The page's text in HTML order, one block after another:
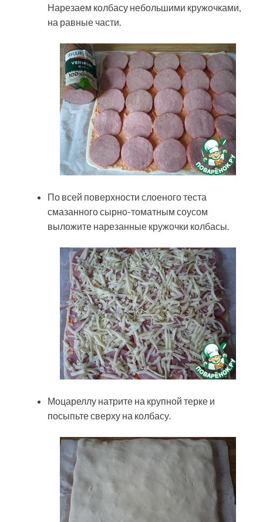
Нарезаем колбасу небольшими кружочками,
на равные части.
По всей поверхности слоеного теста
смазанного сырно-томатным соусом
выложите нарезанные кружочки колбасы.
Моцареллу натрите на крупной терке и
посыпьте сверху на колбасу.